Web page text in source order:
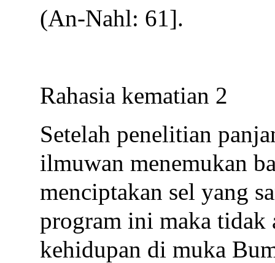
(An-Nahl: 61].
Rahasia kematian 2
Setelah penelitian
ilmuwan menemukan
menciptakan sel yang
program ini maka tidak
kehidupan di muka